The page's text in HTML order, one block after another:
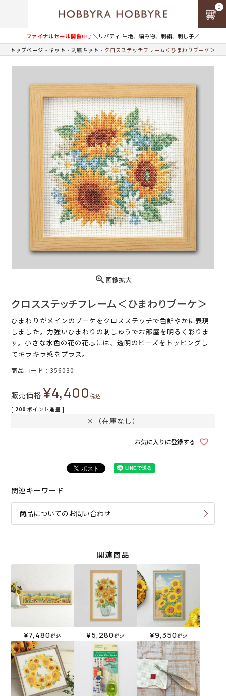
ファイナルセール開催中♪＼リバティ 生地、編み物、刺繍、刺し子／
0
トップページ キット 刺繍キット クロスステッチフレーム＜ひまわりブーケ＞
画像拡大
クロスステッチフレーム＜ひまわりブーケ＞
ひまわりがメインのブーケをクロスステッチで色鮮やかに表現
しました。力強いひまわりの刺しゅうでお部屋を明るく彩りま
す。小さな水色の花の花芯には、透明のビーズをトッピングし
てキラキラ感をプラス。
商品コード 356030
販売価格 ¥4,400税込
[ 200 ポイント進呈 ]
×（在庫なし）
お気に入りに登録する
関連キーワード
商品についてのお問い合わせ
関連商品
¥7,480税込 ¥5,280税込 ¥9,350税込